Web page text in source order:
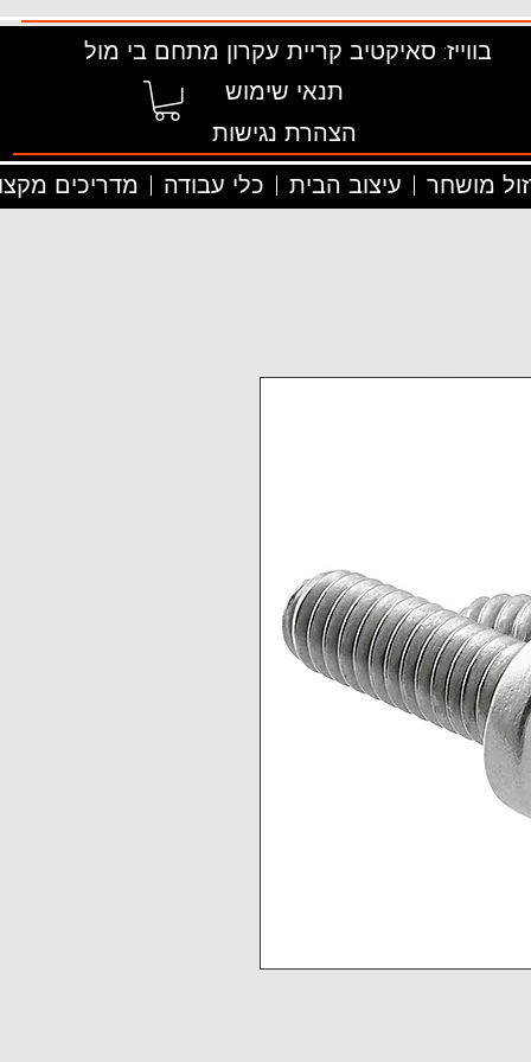
בווייז: סאיקטיב קריית עקרון מתחם בי מול
תנאי שימוש
הצהרת נגישות
מדריכים כלי עבודה עיצוב הבית מושחר